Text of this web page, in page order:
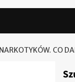
CO